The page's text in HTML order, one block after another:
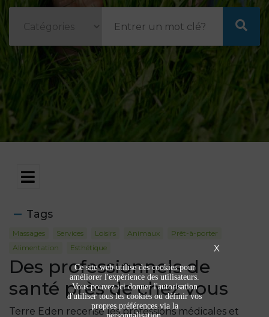
Tags
Massages Services Loisirs Animaux
Prêt-à-porter
Alimentation
Esthétique
Des professionnels de
santé près de chez vous
Terre Eden recense les professions médicales et
X
Ce site web utilise des cookies pour
améliorer l'expérience des utilisateurs.
Vous pouvez ici donner l'autorisation
d'utiliser tous les cookies ou définir vos
propres préférences via la
personnalisation.